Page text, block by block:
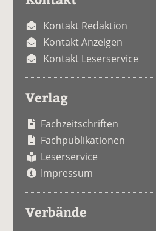
Kontakt Redaktion
Kontakt Anzeigen
Kontakt Leserservice
Verlag
Fachzeitschriften
Fachpublikationen
Leserservice
Impressum
Verbände